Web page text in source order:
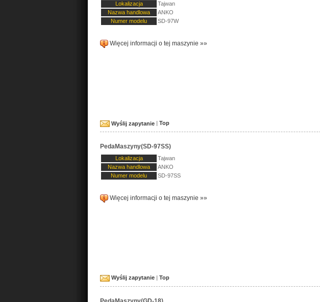
Lokalizacja
Tajwan
Nazwa handlowa
ANKO
Numer modelu
SD-97W
Więcej informacji o tej maszynie »»
Wyślij zapytanie Top
PedaMaszyny(SD-97SS)
Lokalizacja
Tajwan
Nazwa handlowa
ANKO
Numer modelu
SD-97SS
Więcej informacji o tej maszynie »»
Wyślij zapytanie Top